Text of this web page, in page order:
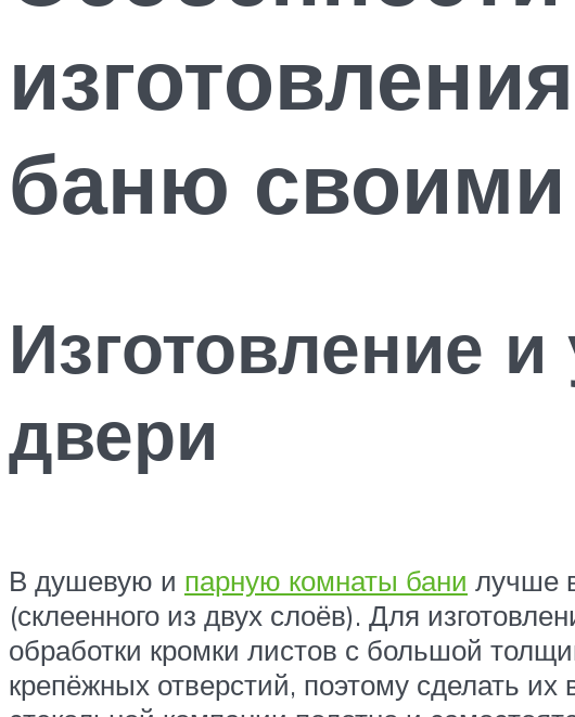
баню
Изготовление
двери
В душевую и парную комнаты бани лучше
(склеенного из двух слоёв). Для
обработки кромки листов с большой
крепёжных отверстий, поэтому сделать